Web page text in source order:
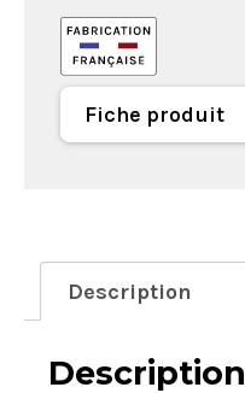
Fiche produit
Description
Description